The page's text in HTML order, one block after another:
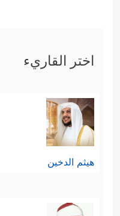
اختر القاريء
هيثم الدخين